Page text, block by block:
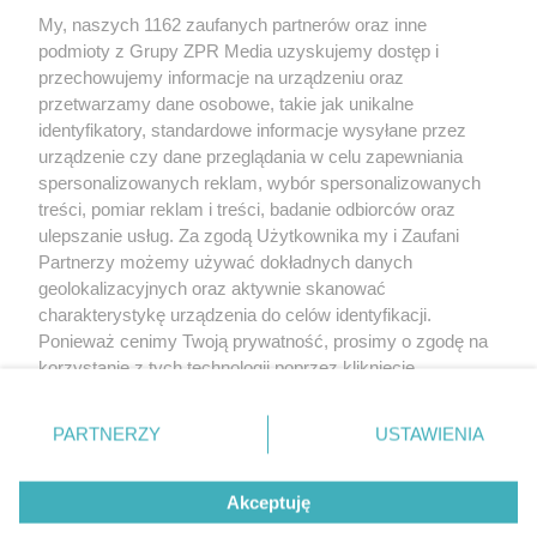
Żaden utwór zamieszczony w serwisie nie może być powielany i
rozpowszechniany lub dalej rozpowszechniany w jakikolwiek sposób (w
tym także elektroniczny lub mechaniczny) na jakimkolwiek polu
eksploatacji w jakiejkolwiek formie, włącznie z umieszczaniem w
Internecie bez pisemnej zgody właściciela praw. Jakiekolwiek użycie lub
wykorzystanie utworów w całości lub w części z naruszeniem prawa, tzn.
bez właściwej zgody, jest zabronione pod groźbą kary i może być ścigane
prawnie.
O nas
Informacje prawne
Nasze serwisy
© 2026 Grupa ZPR Media
My, naszych 1162 zaufanych partnerów oraz inne
podmioty z Grupy ZPR Media uzyskujemy dostęp i
przechowujemy informacje na urządzeniu oraz
przetwarzamy dane osobowe, takie jak unikalne
identyfikatory, standardowe informacje wysyłane przez
urządzenie czy dane przeglądania w celu zapewniania
spersonalizowanych reklam, wybór spersonalizowanych
treści, pomiar reklam i treści, badanie odbiorców oraz
ulepszanie usług. Za zgodą Użytkownika my i Zaufani
Partnerzy możemy używać dokładnych danych
geolokalizacyjnych oraz aktywnie skanować
charakterystykę urządzenia do celów identyfikacji.
Ponieważ cenimy Twoją prywatność, prosimy o zgodę na
korzystanie z tych technologii poprzez kliknięcie
zmienić/wycofać klikając przycisk ustawień prywatności
znajdujący się w lewym dolnym rogu strony
rodzaje przetwarzania danych nie wymagają zgody
użytkownika, ale masz prawo sprzeciwić się takiemu
przetwarzaniu. Preferencje będą miały zastosowanie tylko
PARTNERZY USTAWIENIA
Akceptuję